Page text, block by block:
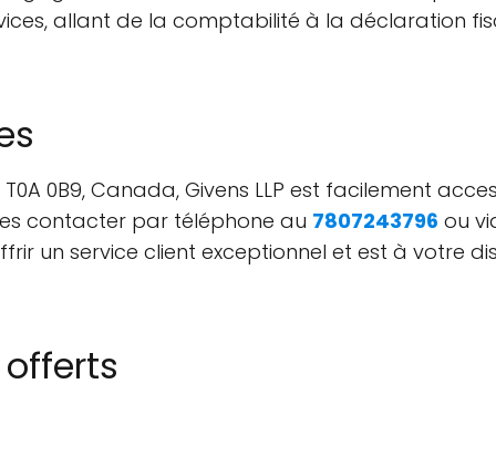
allant de la comptabilité à la déclaration
T0A 0B9, Canada, Givens LLP est facilement
contacter par téléphone au 7807243796 ou
un service client exceptionnel et est à votre